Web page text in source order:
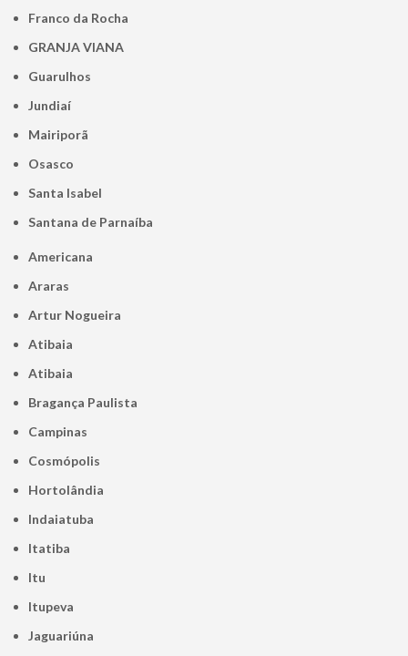
Franco da Rocha
GRANJA VIANA
Guarulhos
Jundiaí
Mairiporã
Osasco
Santa Isabel
Santana de Parnaíba
Americana
Araras
Artur Nogueira
Atibaia
Atibaia
Bragança Paulista
Campinas
Cosmópolis
Hortolândia
Indaiatuba
Itatiba
Itu
Itupeva
Jaguariúna